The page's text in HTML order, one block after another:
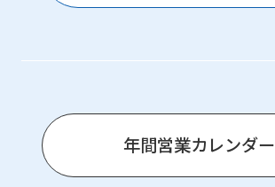
年間営業カレンダー